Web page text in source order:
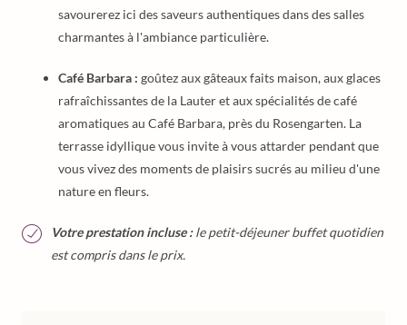
savourerez ici des saveurs authentiques dans des salles
charmantes à l'ambiance particulière.
Café Barbara : goûtez aux gâteaux faits maison, aux glaces
rafraîchissantes de la Lauter et aux spécialités de café
aromatiques au Café Barbara, près du Rosengarten. La
terrasse idyllique vous invite à vous attarder pendant que
vous vivez des moments de plaisirs sucrés au milieu d'une
nature en fleurs.
Votre prestation incluse :le petit-déjeuner buffet quotidien
est compris dans le prix.